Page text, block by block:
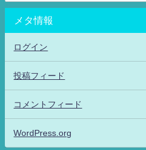
メタ情報
ログイン
投稿フィード
コメントフィード
WordPress.org